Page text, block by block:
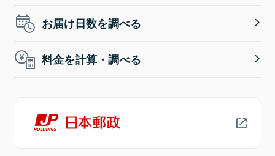
お届け日数を調べる
料金を計算・調べる